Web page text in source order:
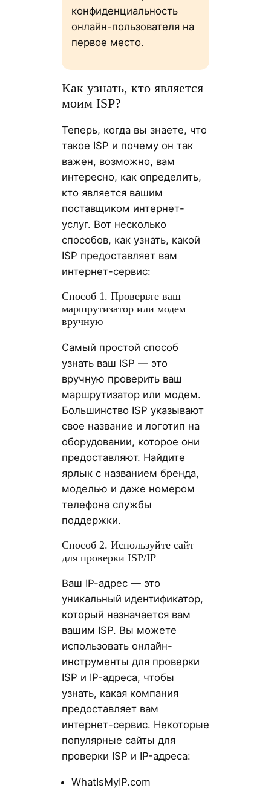
конфиденциальность
онлайн-пользователя на
первое место.
Как узнать, кто является
моим ISP?
Теперь, когда вы знаете, что
такое ISP и почему он так
важен, возможно, вам
интересно, как определить,
кто является вашим
поставщиком интернет-
услуг. Вот несколько
способов, как узнать, какой
ISP предоставляет вам
интернет-сервис:
Способ 1. Проверьте ваш
маршрутизатор или модем
вручную
Самый простой способ
узнать ваш ISP — это
вручную проверить ваш
маршрутизатор или модем.
Большинство ISP указывают
свое название и логотип на
оборудовании, которое они
предоставляют. Найдите
ярлык с названием бренда,
моделью и даже номером
телефона службы
поддержки.
Способ 2. Используйте сайт
для проверки ISP/IP
Ваш IP-адрес — это
уникальный идентификатор,
который назначается вам
вашим ISP. Вы можете
использовать онлайн-
инструменты для проверки
ISP и IP-адреса, чтобы
узнать, какая компания
предоставляет вам
интернет-сервис. Некоторые
популярные сайты для
проверки ISP и IP-адреса:
WhatIsMyIP.com